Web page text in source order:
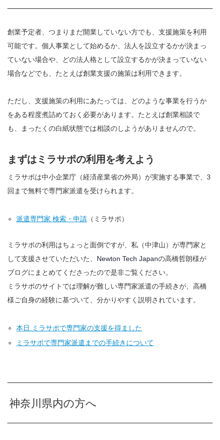
創業予定者、つまりまだ開業していない方でも、支援施策を利用
可能です。個人事業として始めるか、法人を設立するかが決まっ
ていない場合や、どの法人格として設立するかが決まっていない
場合などでも、たとえば創業支援の施策は利用できます。
ただし、支援施策の利用にあたっては、どのような事業を行うか
をある程度煮詰めておく必要があります。たとえば創業相談で
も、まったくの白紙状態では相談のしようがありませんので。
まずはミラサポの利用を考えよう
ミラサポは中小企業庁（経済産業省の外局）が実施する事業で、3
回まで無料で専門家派遣を受けられます。
派遣専門家 検索・申請 （ミラサポ）
ミラサポの利用はちょっと面倒ですが、私（中津山）が専門家と
して支援させていただいた、 Newton Tech Japanの高橋哲朗様が
ブログにまとめてくださったので是非ご覧ください。
ミラサポのサイトでは理解が難しい専門家派遣の手続きが、高橋
様ご自身の経験に基づいて、分かりやすく説明されています。
本日.ミラサポで専門家の支援を得ました
ミラサポで専門家派遣までの手続きについて
神奈川県内の方へ